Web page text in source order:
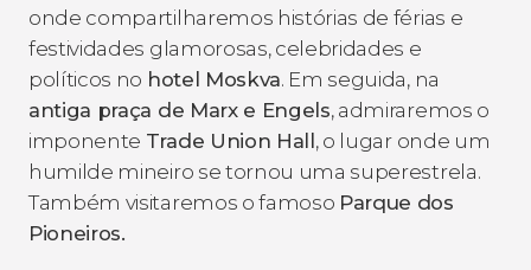
onde compartilharemos histórias de férias e
festividades glamorosas, celebridades e
políticos no hotel Moskva. Em seguida, na
antiga praça de Marx e Engels, admiraremos o
imponente Trade Union Hall, o lugar onde um
humilde mineiro se tornou uma superestrela.
Também visitaremos o famoso Parque dos
Pioneiros.